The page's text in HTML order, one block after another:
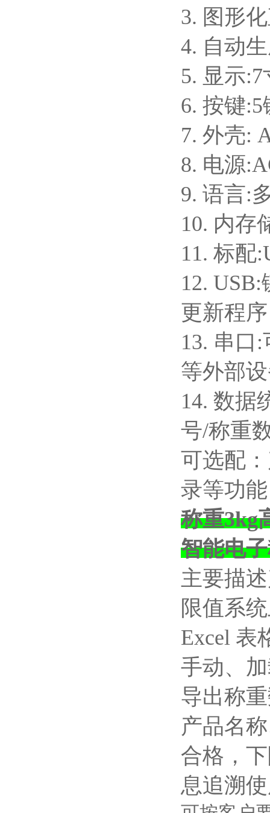
3. 图形
4. 自动
5. 显示
6. 按键
7. 外壳:
8. 电源
9. 语言:
10. 内存
11. 标配
12.
更新程
13. 串口
等外部
14. 数据
号/称重
可选配
录等功
称重3kg
智能电
主要描
限值系
Excel 表
手动、
导出称
产品名
合格，
息追溯